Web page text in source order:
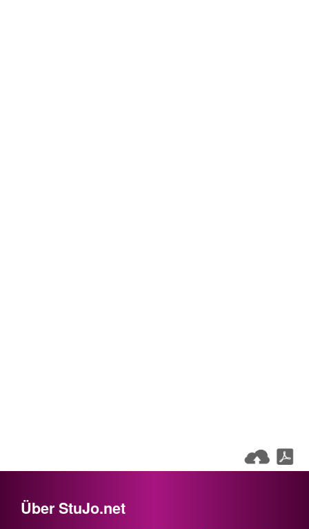
Über StuJo.net